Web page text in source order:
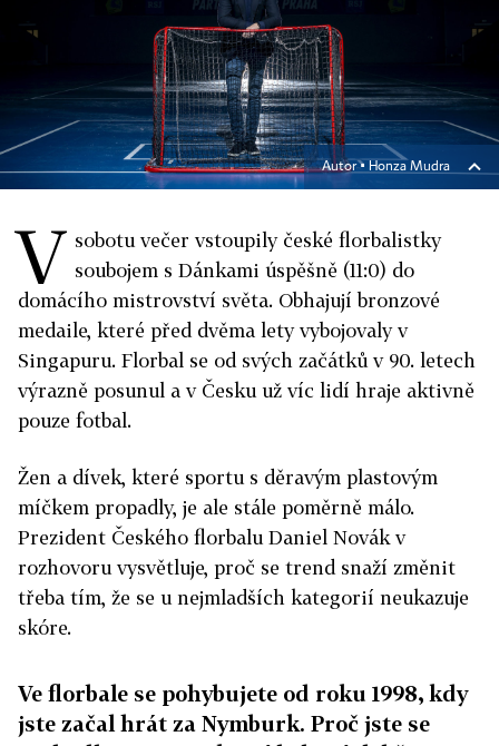
Autor ▪ Honza Mudra
V sobotu večer vstoupily české florbalistky
soubojem s Dánkami úspěšně (11:0) do
domácího mistrovství světa. Obhajují bronzové
medaile, které před dvěma lety vybojovaly v
Singapuru. Florbal se od svých začátků v 90. letech
výrazně posunul a v Česku už víc lidí hraje aktivně
pouze fotbal.
Žen a dívek, které sportu s děravým plastovým
míčkem propadly, je ale stále poměrně málo.
Prezident Českého florbalu Daniel Novák v
rozhovoru vysvětluje, proč se trend snaží změnit
třeba tím, že se u nejmladších kategorií neukazuje
skóre.
Ve florbale se pohybujete od roku 1998, kdy
jste začal hrát za Nymburk. Proč jste se